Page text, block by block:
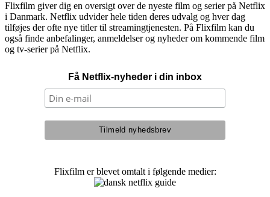
Flixfilm giver dig en oversigt over de nyeste film og serier på Netflix
i Danmark. Netflix udvider hele tiden deres udvalg og hver dag
tilføjes der ofte nye titler til streamingtjenesten. På Flixfilm kan du
også finde anbefalinger, anmeldelser og nyheder om kommende film
og tv-serier på Netflix.
Få Netflix-nyheder i din inbox
Flixfilm er blevet omtalt i følgende medier: